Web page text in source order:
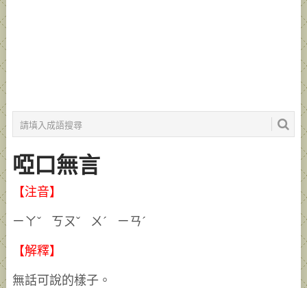
啞口無言
【注音】
ㄧㄚˇ ㄎㄡˇ ㄨˊ ㄧㄢˊ
【解釋】
無話可說的樣子。